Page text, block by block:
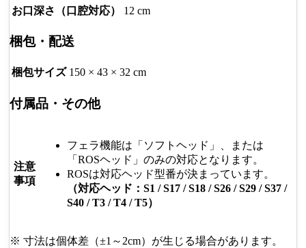
お口深さ（口腔対応）
12 cm
梱包・配送
梱包サイズ 150 × 43 × 32 cm
付属品・その他
注意
事項
フェラ機能は「ソフトヘッド」、または
「ROSヘッド」のみの対応となります。
ROSは対応ヘッド型番が決まっています。
（対応ヘッド：S1 / S17 / S18 / S26 / S29 / S37 /
S40 / T3 / T4 / T5）
※ 寸法は個体差（±1～2cm）が生じる場合があります。